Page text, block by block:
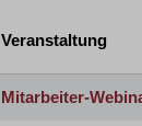
Veranstaltung
Mitarbeiter-